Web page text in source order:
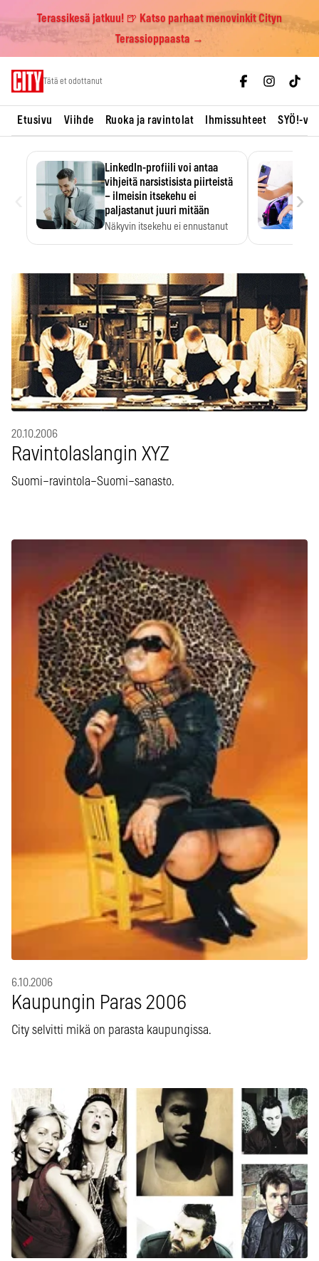
Terassikesä jatkuu! 🍺 Katso parhaat menovinkit Cityn
Terassioppaasta →
Tätä et odottanut
Etusivu Viihde Ruoka ja ravintolat Ihmissuhteet SYÖ!-
LinkedIn-profiili voi antaa
vihjeitä narsistisista piirteistä
– ilmeisin itsekehu ei
paljastanut juuri mitään
Näkyvin itsekehu ei ennustanut
›
20.10.2006
Ravintolaslangin XYZ
Suomi–ravintola–Suomi–sanasto.
6.10.2006
Kaupungin Paras 2006
City selvitti mikä on parasta kaupungissa.